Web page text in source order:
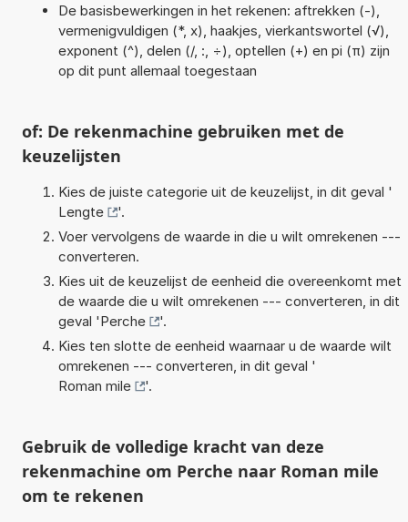
De basisbewerkingen in het rekenen: aftrekken (-),
vermenigvuldigen (*, x), haakjes, vierkantswortel (√),
exponent (^), delen (/, :, ÷), optellen (+) en pi (π) zijn
op dit punt allemaal toegestaan
of: De rekenmachine gebruiken met de
keuzelijsten
Kies de juiste categorie uit de keuzelijst, in dit geval '
Lengte
'.
Voer vervolgens de waarde in die u wilt omrekenen ---
converteren.
Kies uit de keuzelijst de eenheid die overeenkomt met
de waarde die u wilt omrekenen --- converteren, in dit
geval 'Perche
'.
Kies ten slotte de eenheid waarnaar u de waarde wilt
omrekenen --- converteren, in dit geval '
Roman mile
'.
Gebruik de volledige kracht van deze
rekenmachine om Perche naar Roman mile
om te rekenen